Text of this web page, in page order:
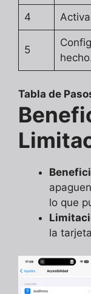
4
5
Tabla de
lo que
la